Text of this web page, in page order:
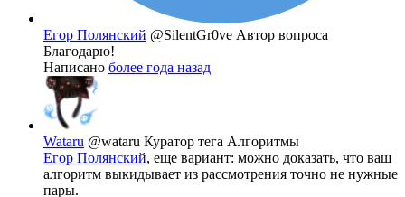
Егор Полянский @SilentGr0ve Автор вопроса
Благодарю!
Написано более года назад
Wataru @wataru Куратор тега Алгоритмы
Егор Полянский, еще вариант: можно доказать, что ваш
алгоритм выкидывает из рассмотрения точно не нужные
пары.